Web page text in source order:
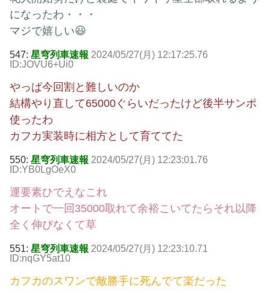
になったわ・・・
マジで嬉しい😃
547: 星穹列車速報 2024/05/27(月) 12:17:25.76
ID:JOVU6+Ui0
やっぱ今回割と難しいのか
結構やり直して65000ぐらいだったけど後半サンポ
使ったわ
カフカ実装時に相方として育ててた
550: 星穹列車速報 2024/05/27(月) 12:23:01.76
ID:YB0LgOeX0
運要素ひでえなこれ
オートで一回35000取れて余裕こいてたらそれ以降
全く伸びなくて草
551: 星穹列車速報 2024/05/27(月) 12:23:10.71
ID:nqGY5at10
カフカのスワンで敵勝手に死んでて楽だった